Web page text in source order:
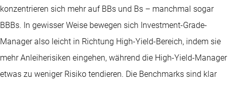
konzentrieren sich mehr auf BBs und Bs – manchmal sogar
BBBs. In gewisser Weise bewegen sich Investment-Grade-
Manager also leicht in Richtung High-Yield-Bereich, indem sie
mehr Anleiherisiken eingehen, während die High-Yield-Manager
etwas zu weniger Risiko tendieren. Die Benchmarks sind klar